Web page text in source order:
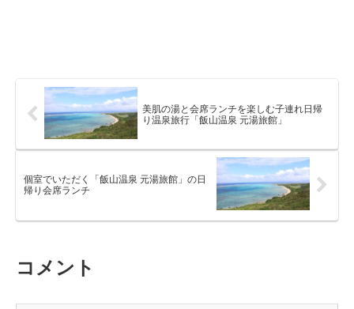
美肌の湯と会席ランチを楽しむ子連れ日帰
り温泉旅行「飯山温泉 元湯旅館」
個室でいただく「飯山温泉 元湯旅館」の日
帰り会席ランチ
コメント